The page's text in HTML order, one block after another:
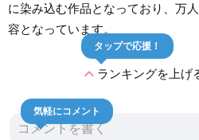
に染み込む作品となっており、万
容となっています。
expand_lessランキングを上げ
タップで応援！
気軽にコメント